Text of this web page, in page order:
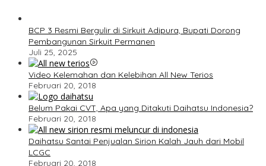
BCP 3 Resmi Bergulir di Sirkuit Adipura, Bupati Dorong
Pembangunan Sirkuit Permanen
Juli 25, 2025
Video Kelemahan dan Kelebihan All New Terios
Februari 20, 2018
Belum Pakai CVT, Apa yang Ditakuti Daihatsu Indonesia?
Februari 20, 2018
Daihatsu Santai Penjualan Sirion Kalah Jauh dari Mobil
LCGC
Februari 20, 2018